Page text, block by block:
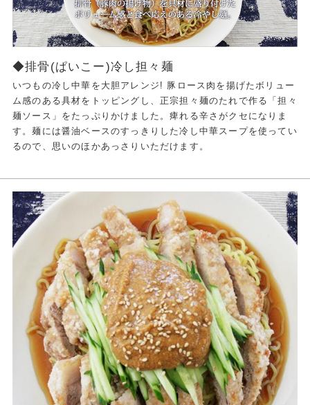
◆排骨(ぱいこー)冷し担々麺
いつもの冷し中華を大胆アレンジ! 豚ロース肉を揚げたボリュー
ム感のある具材をトッピングし、正宗担々麺のたれで作る「担々
麺ソース」をたっぷりかけました。痺れる辛さがクセになりま
す。麺には醤油ベースのすっきりした冷し中華スープを使ってい
るので、思いのほかあっさりいただけます。